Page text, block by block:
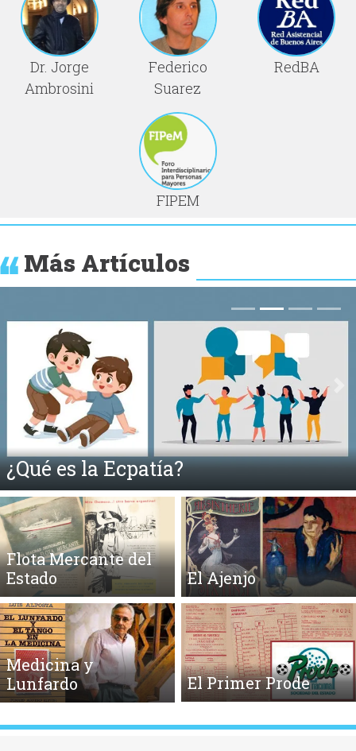
Dr. Jorge
Ambrosini
Federico
Suarez
RedBA
FIPEM
Más Artículos
¿Qué es la Ecpatía?
Anterior
Flota Mercante del
Estado
El Ajenjo
Medicina y
Lunfardo
El Primer Prode